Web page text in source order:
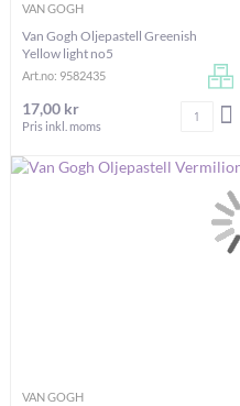
VAN GOGH
Van Gogh Oljepastell Greenish
Yellow light no5
Art.no: 9582435
17,00 kr
Pris inkl. moms
Antal
VAN GOGH